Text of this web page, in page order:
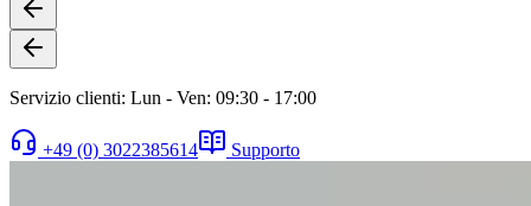
Servizio clienti: Lun - Ven: 09:30 - 17:00
+49 (0) 3022385614 Supporto